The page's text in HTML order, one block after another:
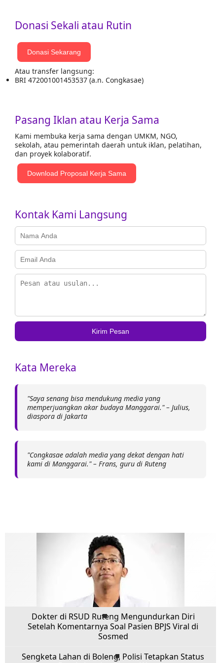
Donasi Sekali atau Rutin
Donasi Sekarang
Atau transfer langsung:
BRI 472001001453537 (a.n. Congkasae)
Pasang Iklan atau Kerja Sama
Kami membuka kerja sama dengan UMKM, NGO,
sekolah, atau pemerintah daerah untuk iklan, pelatihan,
dan proyek kolaboratif.
Download Proposal Kerja Sama
Kontak Kami Langsung
Kirim Pesan
Kata Mereka
"Saya senang bisa mendukung media yang
memperjuangkan akar budaya Manggarai." – Julius,
diaspora di Jakarta
"Congkasae adalah media yang dekat dengan hati
kami di Manggarai." – Frans, guru di Ruteng
Dokter di RSUD Ruteng Mengundurkan Diri
Setelah Komentarnya Soal Pasien BPJS Viral di
Sosmed
Sengketa Lahan di Boleng, Polisi Tetapkan Status